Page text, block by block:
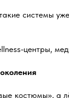
системы
центры,
костюмы», а